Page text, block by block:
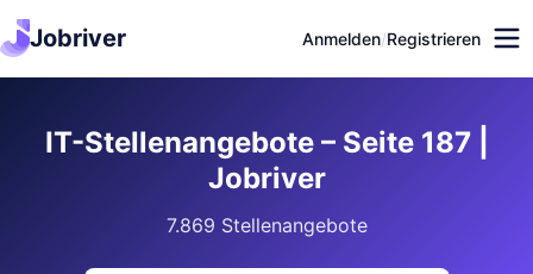
Jobriver Anmelden/Registrieren
IT-Stellenangebote – Seite 187 |
Jobriver
7.869 Stellenangebote